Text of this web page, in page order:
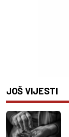
JOŠ VIJESTI